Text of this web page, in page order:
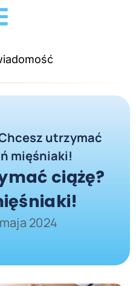
utrzymać
mięśniaki!
ciążę?
2024